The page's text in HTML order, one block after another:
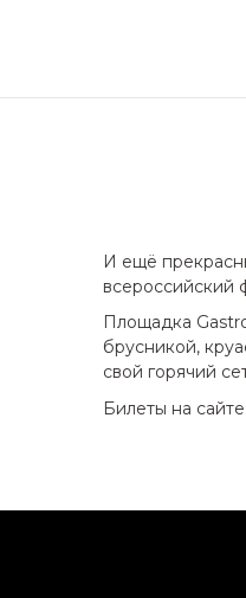
И ещё
всероссийский
Площадка
брусникой,
свой горячий
Билеты на сайте: